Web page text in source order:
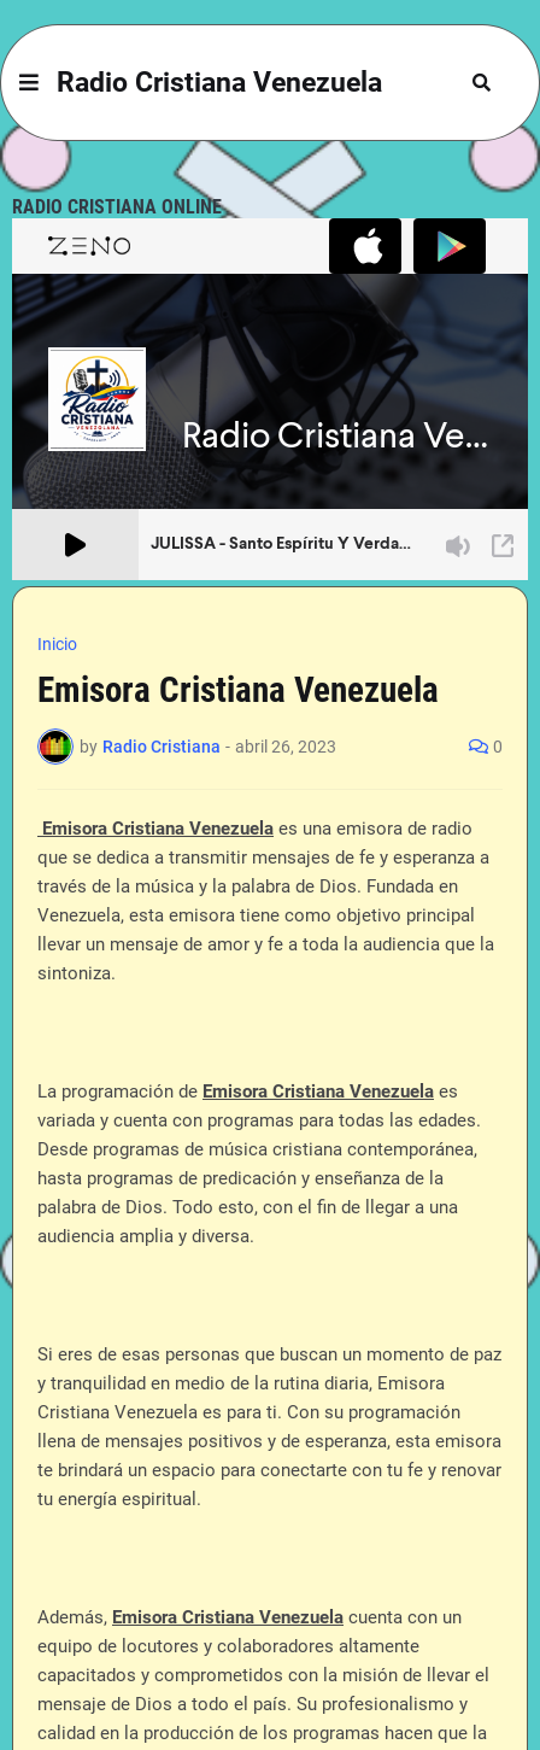
Radio Cristiana Venezuela
RADIO CRISTIANA ONLINE
Inicio
Emisora Cristiana Venezuela
by Radio Cristiana - abril 26, 2023 0
Emisora Cristiana Venezuela es una emisora de radio
que se dedica a transmitir mensajes de fe y esperanza a
través de la música y la palabra de Dios. Fundada en
Venezuela, esta emisora tiene como objetivo principal
llevar un mensaje de amor y fe a toda la audiencia que la
sintoniza.
La programación de Emisora Cristiana Venezuela es
variada y cuenta con programas para todas las edades.
Desde programas de música cristiana contemporánea,
hasta programas de predicación y enseñanza de la
palabra de Dios. Todo esto, con el fin de llegar a una
audiencia amplia y diversa.
Si eres de esas personas que buscan un momento de paz
y tranquilidad en medio de la rutina diaria, Emisora
Cristiana Venezuela es para ti. Con su programación
llena de mensajes positivos y de esperanza, esta emisora
te brindará un espacio para conectarte con tu fe y renovar
tu energía espiritual.
Además, Emisora Cristiana Venezuela cuenta con un
equipo de locutores y colaboradores altamente
capacitados y comprometidos con la misión de llevar el
mensaje de Dios a todo el país. Su profesionalismo y
calidad en la producción de los programas hacen que la